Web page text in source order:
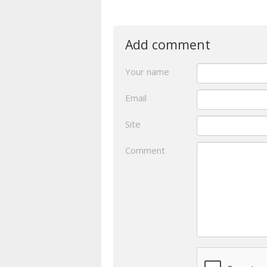
Add comment
Your name
Email
Site
Comment